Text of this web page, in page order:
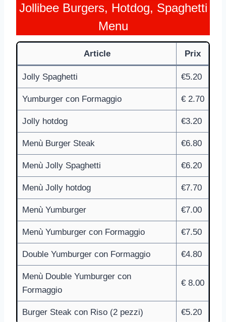
Jollibee Burgers, Hotdog, Spaghetti
Menu
Article Prix
Jolly Spaghetti €5.20
Yumburger con Formaggio € 2.70
Jolly hotdog €3.20
Menù Burger Steak €6.80
Menù Jolly Spaghetti €6.20
Menù Jolly hotdog €7.70
Menù Yumburger €7.00
Menù Yumburger con Formaggio €7.50
Double Yumburger con Formaggio €4.80
Menù Double Yumburger con
Formaggio
€ 8.00
Burger Steak con Riso (2 pezzi) €5.20